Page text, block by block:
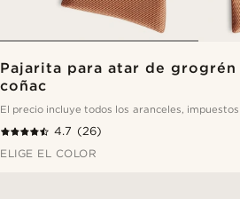
Pajarita para atar de
coñac
El precio incluye todos los aranceles,
4.7 (26)
ELIGE EL COLOR